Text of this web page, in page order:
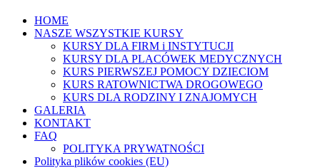
HOME
NASZE WSZYSTKIE KURSY
KURSY DLA FIRM i INSTYTUCJI
KURSY DLA PLACÓWEK MEDYCZNYCH
KURS PIERWSZEJ POMOCY DZIECIOM
KURS RATOWNICTWA DROGOWEGO
KURS DLA RODZINY I ZNAJOMYCH
GALERIA
KONTAKT
FAQ
POLITYKA PRYWATNOŚCI
Polityka plików cookies (EU)